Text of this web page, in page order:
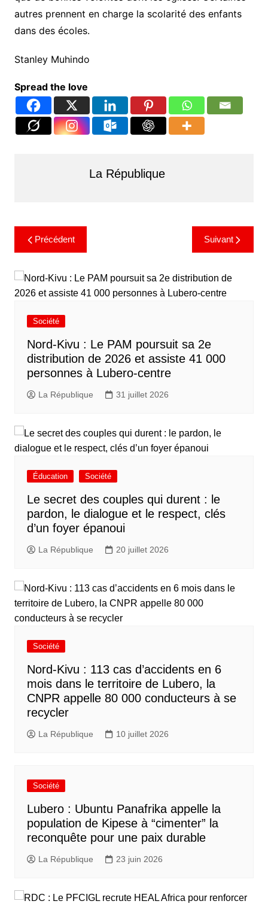
autres prennent en charge la scolarité des enfants
dans des écoles.
Stanley Muhindo
Spread the love
La République
Précédent Suivant
Société
Nord-Kivu : Le PAM poursuit sa 2e
distribution de 2026 et assiste 41 000
personnes à Lubero-centre
La République 31 juillet 2026
Éducation Société
Le secret des couples qui durent : le
pardon, le dialogue et le respect, clés
d’un foyer épanoui
La République 20 juillet 2026
Société
Nord-Kivu : 113 cas d’accidents en 6
mois dans le territoire de Lubero, la
CNPR appelle 80 000 conducteurs à se
recycler
La République 10 juillet 2026
Société
Lubero : Ubuntu Panafrika appelle la
population de Kipese à “cimenter” la
reconquête pour une paix durable
La République 23 juin 2026